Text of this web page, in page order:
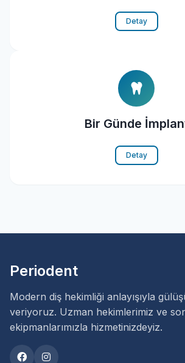
Detay
Bir Günde
Detay
Periodent
Modern diş hekimliği anlayışıyla
veriyoruz. Uzman hekimlerimiz ve
ekipmanlarımızla hizmetinizdeyiz.